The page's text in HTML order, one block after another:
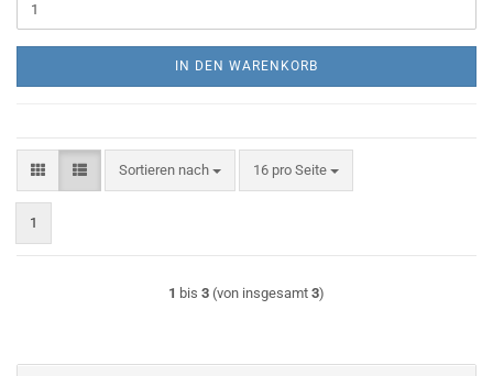
IN DEN WARENKORB
Sortieren nach
Sortieren nach 16 pro Seite
pro Seite
1
1 bis 3 (von insgesamt 3)